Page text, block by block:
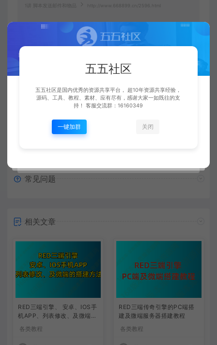
1讲 脚本发送邮件和物品 http://www.668899.cn/2596.html
五五社区 生成海报 复制本文链接
上一篇：
【视频】传奇三端手游996引擎代理后台游戏开区和管理 第8讲 游戏NPC脚本加载更新和游戏开关管理
下一篇：
常见问题
相关文章
RED三端引擎、 安卓、IOS手
机APP、列表修改、及微端的
各类教程
RED三端传奇引擎的PC端搭
建及微端服务器搭建教程
各类教程
五五社区
五五社区是国内优秀的资源共享平台， 超10年资源共享经验，
源码、工具、教程、素材、应有尽有，感谢大家一如既往的支
持！ 客服交流群：16160349
一键加群 关闭